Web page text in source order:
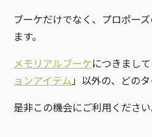
ブーケだけでなく、プロポー
ます。
メモリアルブーケにつきまし
ョンアイテム」以外の、どのタ
是非この機会にご利用ください